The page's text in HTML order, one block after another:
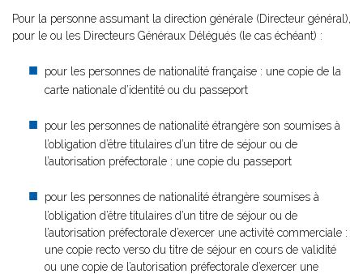
Pour la personne assumant la direction générale (Directeur général),
pour le ou les Directeurs Généraux Délégués (le cas échéant) :
pour les personnes de nationalité française : une copie de la
carte nationale d’identité ou du passeport
pour les personnes de nationalité étrangère son soumises à
l’obligation d’être titulaires d’un titre de séjour ou de
l’autorisation préfectorale : une copie du passeport
pour les personnes de nationalité étrangère soumises à
l’obligation d’être titulaires d’un titre de séjour ou de
l’autorisation préfectorale d’exercer une activité commerciale :
une copie recto verso du titre de séjour en cours de validité
ou une copie de l’autorisation préfectorale d’exercer une